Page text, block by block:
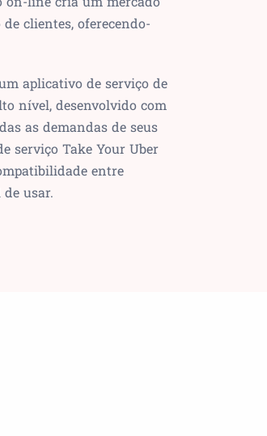
clientes, oferecendo-
aplicativo de serviço de
nível, desenvolvido com
as demandas de seus
serviço Take Your Uber
entre
usar.